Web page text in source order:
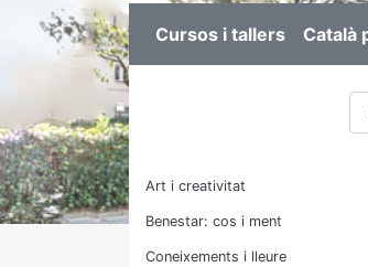
Cursos i tallers Català
Art i creativitat
Benestar: cos i ment
Coneixements i lleure